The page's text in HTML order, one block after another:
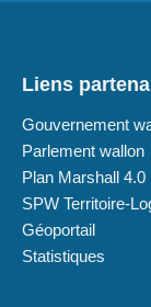
Liens
Gouvernement
Parlement wallon
Plan Marshall 4.0
SPW Territoire-
Géoportail
Statistiques